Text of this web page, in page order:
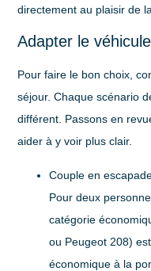
directement au plaisir de
Adapter le
Pour faire le bon choix,
séjour. Chaque scénario
différent. Passons en
aider à y voir plus clair.
Couple en
Pour deux
catégorie
ou Peugeot 208)
économique à la